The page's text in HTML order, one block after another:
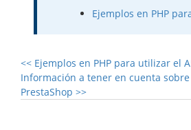
Ejemplos en PHP
<< Ejemplos en PHP para utilizar el
Información a tener en cuenta
PrestaShop >>